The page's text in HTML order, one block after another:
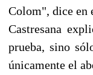
Colom", dice en
Castresana
prueba, sino
únicamente el